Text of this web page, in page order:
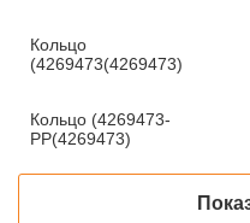
Кольцо
(4269473(4269473)
Кольцо (4269473-
PP(4269473)